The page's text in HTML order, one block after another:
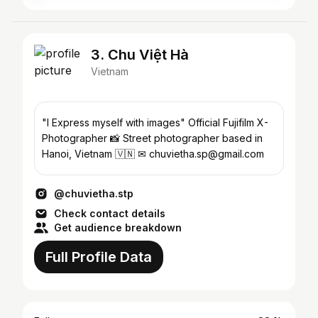
3. Chu Việt Hà
Vietnam
"I Express myself with images" Official Fujifilm X-
Photographer 📸 Street photographer based in
Hanoi, Vietnam 🇻🇳 ✉ chuvietha.sp@gmail.com
@chuvietha.stp
Check contact details
Get audience breakdown
Full Profile Data